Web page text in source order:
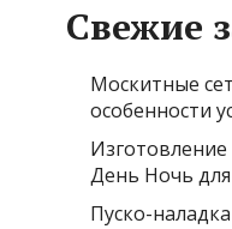
Свежие
Москитные
особенности
День Ночь
Пуско-